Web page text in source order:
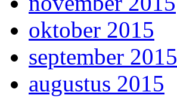
oktober 2015
september 2015
augustus 2015